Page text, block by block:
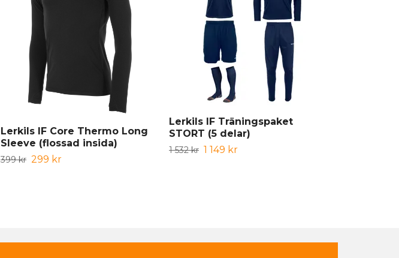
Lerkils IF Core Thermo Long
Sleeve (flossad insida)
399 kr 299 kr
Lerkils IF Träningspaket
STORT (5 delar)
1 532 kr 1 149 kr